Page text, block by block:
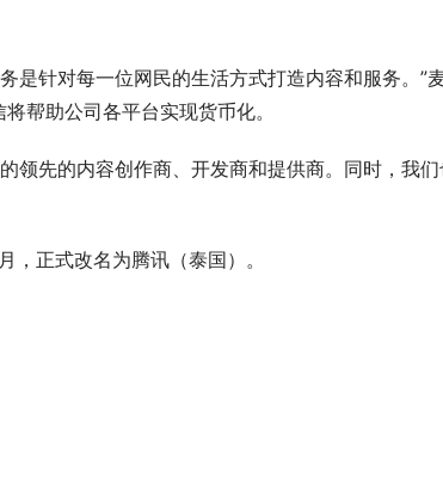
是针对每一位网民的生活方式打造内容和服务。”
帮助公司各平台实现货币化。
领先的内容创作商、开发商和提供商。同时，我
正式改名为腾讯（泰国）。